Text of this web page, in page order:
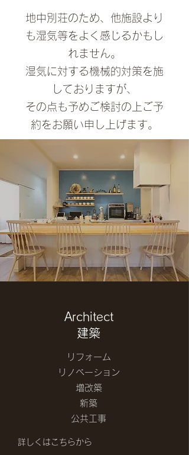
地中別荘のため、他施設より
も湿気等をよく感じるかもし
れません。
湿気に対する機械的対策を施
しておりますが、
その点も予めご検討の上 ​ご予
約をお願い申し上げます。
Architect
建築
リフォーム
リノベーション
増改築
新築
​公共工事
詳しくはこちらから